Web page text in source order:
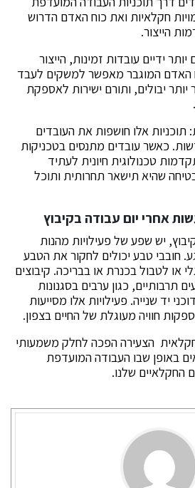
חקלאיות ואת כוח האדם הדרוש
הייצור.
ידיים עובדות זמינות, הייצור
האדם המוגבר מאפשר למשקים לעבד
יותר יבולים, ותורם ישירות לאספקת
תוכניות אלו חושפות את העובדים
כאשר עובדים מתנסים בטכניקות
טכנולוגית חיונית לעתיד
שהיא תישאר תחרותית ותוכל
אחרי יום עבודה בקיבוץ
יש שפע של פעילויות מהנות
חובבי טבע יכולים לחקור את הטבע
או לטבול בכנרת או בבריכה. קיבוצים
תרבותיים, כגון ערבים בסגנונות
יד שנייה. פעילויות אלו מסייעות
חוויה מעוגלת של החיים בצפון.
הצעירה הפכה לחלק משמעותי
באופן שבו העבודה המועדפת
החקלאיים שלנו.